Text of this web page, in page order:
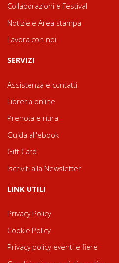
Collaborazioni e Festival
Notizie e Area stampa
Lavora con noi
SERVIZI
Assistenza e contatti
Libreria online
Prenota e ritira
Guida all'ebook
Gift Card
Iscriviti alla Newsletter
LINK UTILI
Privacy Policy
Cookie Policy
Privacy policy eventi e fiere